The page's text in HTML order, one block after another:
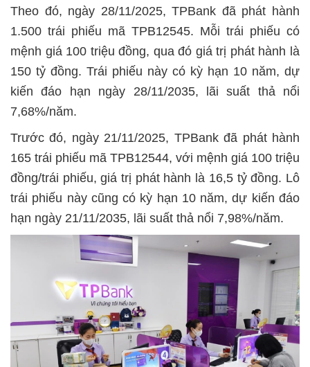
Theo đó, ngày 28/11/2025, TPBank đã phát hành
1.500 trái phiếu mã TPB12545. Mỗi trái phiếu có
mệnh giá 100 triệu đồng, qua đó giá trị phát hành là
150 tỷ đồng. Trái phiếu này có kỳ hạn 10 năm, dự
kiến đáo hạn ngày 28/11/2035, lãi suất thả nổi
7,68%/năm.
Trước đó, ngày 21/11/2025, TPBank đã phát hành
165 trái phiếu mã TPB12544, với mệnh giá 100 triệu
đồng/trái phiếu, giá trị phát hành là 16,5 tỷ đồng. Lô
trái phiếu này cũng có kỳ hạn 10 năm, dự kiến đáo
hạn ngày 21/11/2035, lãi suất thả nổi 7,98%/năm.